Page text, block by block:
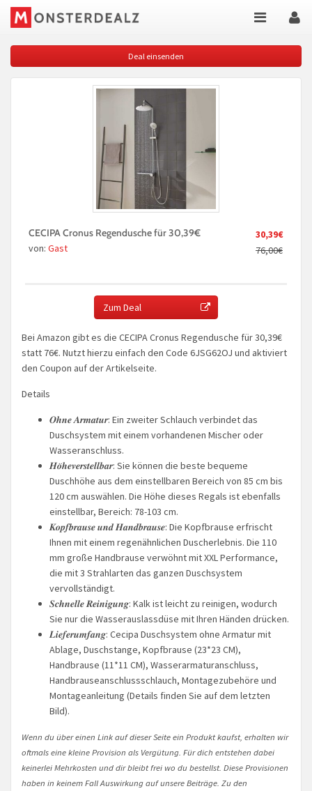
Deal einsenden
30,39€
76,00€
CECIPA Cronus Regendusche für 30,39€
von: Gast
Zum Deal
Bei Amazon gibt es die CECIPA Cronus Regendusche für 30,39€
statt 76€. Nutzt hierzu einfach den Code 6JSG62OJ und aktiviert
den Coupon auf der Artikelseite.
Details
𝑶𝒉𝒏𝒆 𝑨𝒓𝒎𝒂𝒕𝒖𝒓: Ein zweiter Schlauch verbindet das
Duschsystem mit einem vorhandenen Mischer oder
Wasseranschluss.
𝑯𝒐̈𝒉𝒆𝒗𝒆𝒓𝒔𝒕𝒆𝒍𝒍𝒃𝒂𝒓: Sie können die beste bequeme
Duschhöhe aus dem einstellbaren Bereich von 85 cm bis
120 cm auswählen. Die Höhe dieses Regals ist ebenfalls
einstellbar, Bereich: 78-103 cm.
𝑲𝒐𝒑𝒇𝒃𝒓𝒂𝒖𝒔𝒆 𝒖𝒏𝒅 𝑯𝒂𝒏𝒅𝒃𝒓𝒂𝒖𝒔𝒆: Die Kopfbrause erfrischt
Ihnen mit einem regenähnlichen Duscherlebnis. Die 110
mm große Handbrause verwöhnt mit XXL Performance,
die mit 3 Strahlarten das ganzen Duschsystem
vervollständigt.
𝑺𝒄𝒉𝒏𝒆𝒍𝒍𝒆 𝑹𝒆𝒊𝒏𝒊𝒈𝒖𝒏𝒈: Kalk ist leicht zu reinigen, wodurch
Sie nur die Wasserauslassdüse mit Ihren Händen drücken.
𝑳𝒊𝒆𝒇𝒆𝒓𝒖𝒎𝒇𝒂𝒏𝒈: Cecipa Duschsystem ohne Armatur mit
Ablage, Duschstange, Kopfbrause (23*23 CM),
Handbrause (11*11 CM), Wasserarmaturanschluss,
Handbrauseanschlussschlauch, Montagezubehöre und
Montageanleitung (Details finden Sie auf dem letzten
Bild).
Wenn du über einen Link auf dieser Seite ein Produkt kaufst, erhalten wir
oftmals eine kleine Provision als Vergütung. Für dich entstehen dabei
keinerlei Mehrkosten und dir bleibt frei wo du bestellst. Diese Provisionen
haben in keinem Fall Auswirkung auf unsere Beiträge. Zu den